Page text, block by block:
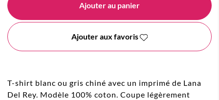
Ajouter au panier
Ajouter aux favoris
T-shirt blanc ou gris chiné avec un imprimé de Lana
Del Rey. Modèle 100% coton. Coupe légèrement